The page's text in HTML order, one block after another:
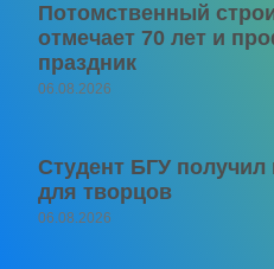
Потомственный
отмечает 70 лет и
праздник
06.08.2026
Студент БГУ
для творцов
06.08.2026